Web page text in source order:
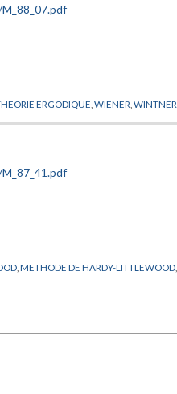
ERGODIQUE ,WIENER ,WINTNER
,METHODE DE HARDY-LITTLEWOOD